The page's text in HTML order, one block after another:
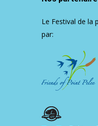
Le Festival de la
par: